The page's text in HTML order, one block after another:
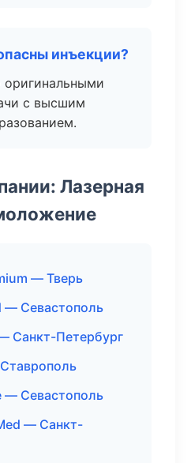
инъекции?
оригинальными
с высшим
Лазерная
— Тверь
— Севастополь
Санкт-Петербург
— Севастополь
— Санкт-